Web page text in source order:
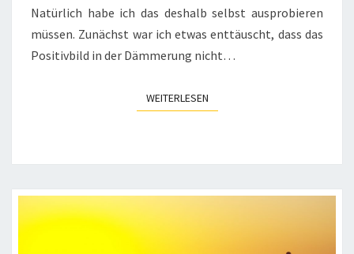
Natürlich habe ich das deshalb selbst ausprobieren
müssen. Zunächst war ich etwas enttäuscht, dass das
Positivbild in der Dämmerung nicht…
WEITERLESENWEITERLESEN